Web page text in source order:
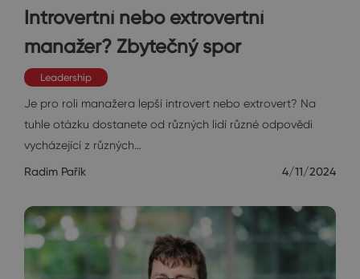
Introvertní nebo extrovertní
manažer? Zbytečný spor
Leadership
Je pro roli manažera lepší introvert nebo extrovert? Na
tuhle otázku dostanete od různých lidí různé odpovědi
vycházející z různých…
Radim Pařík 4/11/2024